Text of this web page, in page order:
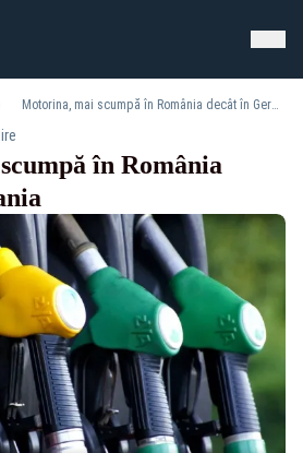
Motorina, mai scumpă în România decât în Germania
în România